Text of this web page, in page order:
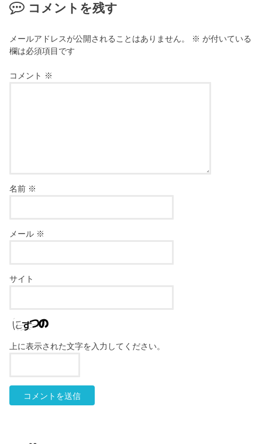
コメントを残す
メールアドレスが公開されることはありません。 ※ が付いている
欄は必須項目です
コメント ※
名前 ※
メール ※
サイト
上に表示された文字を入力してください。